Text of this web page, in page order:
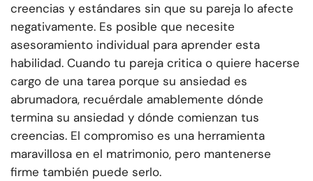
creencias y estándares sin que su pareja lo afecte
negativamente. Es posible que necesite
asesoramiento individual para aprender esta
habilidad. Cuando tu pareja critica o quiere hacerse
cargo de una tarea porque su ansiedad es
abrumadora, recuérdale amablemente dónde
termina su ansiedad y dónde comienzan tus
creencias. El compromiso es una herramienta
maravillosa en el matrimonio, pero mantenerse
firme también puede serlo.